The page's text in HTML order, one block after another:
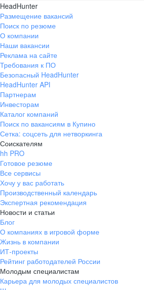
HeadHunter
Размещение вакансий
Поиск по резюме
О компании
Наши вакансии
Реклама на сайте
Требования к ПО
Безопасный HeadHunter
HeadHunter API
Партнерам
Инвесторам
Каталог компаний
Поиск по вакансиям в Купино
Сетка: соцсеть для нетворкинга
Соискателям
hh PRO
Готовое резюме
Все сервисы
Хочу у вас работать
Производственный календарь
Экспертная рекомендация
Новости и статьи
Блог
О компаниях в игровой форме
Жизнь в компании
ИТ-проекты
Рейтинг работодателей России
Молодым специалистам
Карьера для молодых специалистов